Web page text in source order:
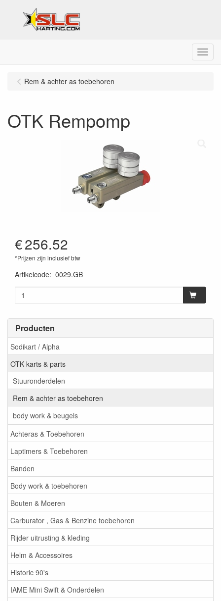
Menu
Producten
Sodikart / Alpha
OTK karts & parts
Stuuronderdelen
Rem & achter as toebehoren
body work & beugels
Achteras & Toebehoren
Laptimers & Toebehoren
Banden
Body work & toebehoren
Bouten & Moeren
Carburator , Gas & Benzine toebehoren
Rijder uitrusting & kleding
Helm & Accessoires
Historic 90's
IAME Mini Swift & Onderdelen
Rem & achter as toebehoren
OTK Rempomp
€256.52
*Prijzen zijn inclusief btw
Artikelcode: 0029.GB